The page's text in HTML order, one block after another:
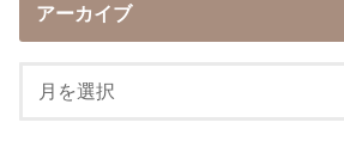
アーカイブ